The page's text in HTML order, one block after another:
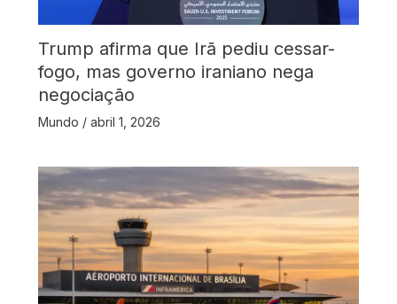
Trump afirma que Irã pediu cessar-
fogo, mas governo iraniano nega
negociação
Mundo / abril 1, 2026